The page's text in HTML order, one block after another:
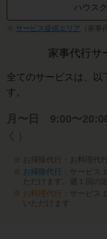
ハウス
サービス提供エリア （家事
家事代行サ
全てのサービスは、以
す。
月〜日 9:00〜
く）
お掃除代行・お料理代
お掃除代行 ：サービス
ただけます。週１回の
お料理代行 ：サービス
いただけます